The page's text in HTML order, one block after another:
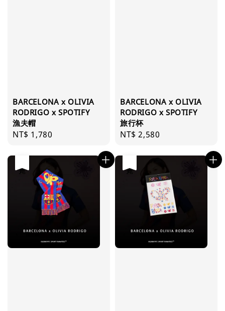
BARCELONA x OLIVIA
RODRIGO x SPOTIFY
漁夫帽
Regular
NT$ 1,780
BARCELONA x OLIVIA
RODRIGO x SPOTIFY
旅行杯
Regular
NT$ 2,580